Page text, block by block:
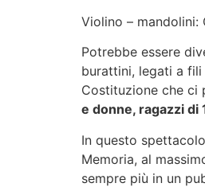
Violino – mandolini:
Potrebbe essere
burattini, legati a
Costituzione che ci
e donne, ragazzi
In questo
Memoria, al
sempre più in un